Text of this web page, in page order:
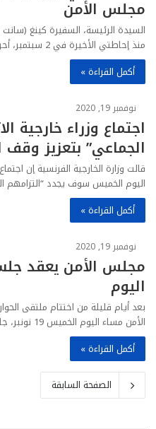
مجلس الأمن
السيدة الرئيسة، السفيرة كينغ
منذ إحاطتي الأخيرة في 2 سبتمبر، أحرزنا تقدماً كبيراً في…
أكمل القراءة »
نوفمبر 19, 2020
اجتماع وزراء خارجية
الجماعي” بتعزيز
قالت وزارة الخارجية الفرنسية إن
اليوم الخميس سوف يجدد “التزامهم
أكمل القراءة »
نوفمبر 19, 2020
مجلس الأمن يعقد
اليوم
بعد أيام قليلة من اختتام ملتقى
الأمن مساء اليوم الخميس 19 نونبر، جلسة…
أكمل القراءة »
الصفحة السابقة